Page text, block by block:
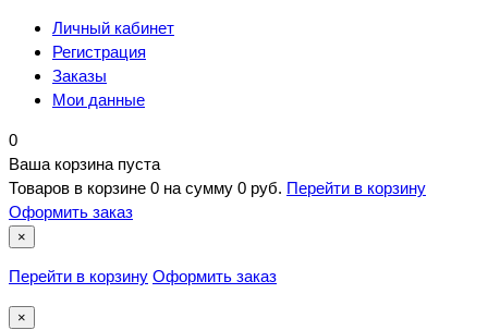
Личный кабинет
Регистрация
Заказы
Мои данные
0
Ваша корзина пуста
Товаров в корзине 0 на сумму 0 руб. Перейти в корзину
Оформить заказ
×
Перейти в корзину Оформить заказ
×